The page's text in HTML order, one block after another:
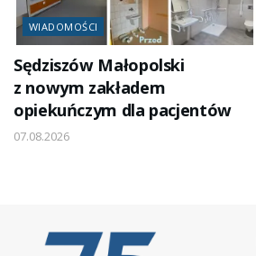
WIADOMOŚCI
Sędziszów Małopolski
z nowym zakładem
opiekuńczym dla pacjentów
07.08.2026